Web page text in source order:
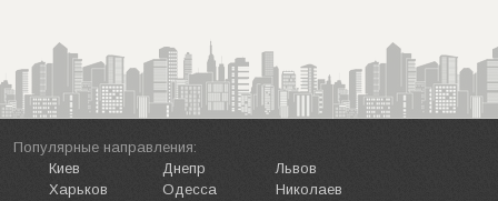
Популярные направления:
Киев
Днепр
Львов
Харьков
Одесса
Николаев